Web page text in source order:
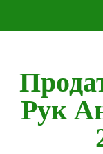
Рук